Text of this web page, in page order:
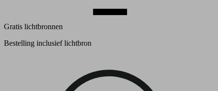
Gratis lichtbronnen
Bestelling inclusief lichtbron